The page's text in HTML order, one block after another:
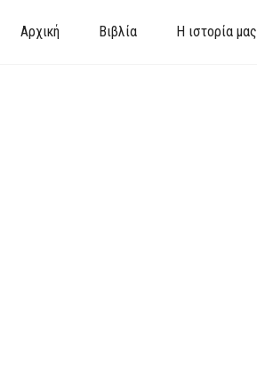
Αρχική Βιβλία Η ιστορία μας